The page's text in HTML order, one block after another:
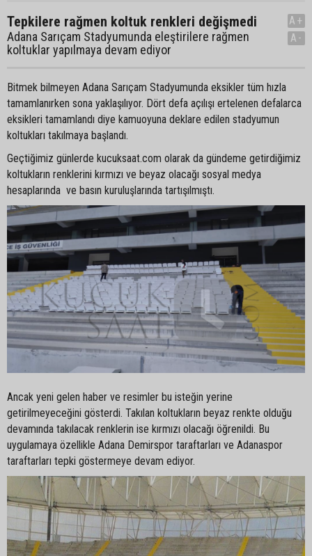
Tepkilere rağmen koltuk renkleri değişmedi
Adana Sarıçam Stadyumunda eleştirilere rağmen
koltuklar yapılmaya devam ediyor
A+
A-
Bitmek bilmeyen Adana Sarıçam Stadyumunda eksikler tüm hızla
tamamlanırken sona yaklaşılıyor. Dört defa açılışı ertelenen defalarca
eksikleri tamamlandı diye kamuoyuna deklare edilen stadyumun
koltukları takılmaya başlandı.
Geçtiğimiz günlerde kucuksaat.com olarak da gündeme getirdiğimiz
koltukların renklerini kırmızı ve beyaz olacağı sosyal medya
hesaplarında ve basın kuruluşlarında tartışılmıştı.
Ancak yeni gelen haber ve resimler bu isteğin yerine
getirilmeyeceğini gösterdi. Takılan koltukların beyaz renkte olduğu
devamında takılacak renklerin ise kırmızı olacağı öğrenildi. Bu
uygulamaya özellikle Adana Demirspor taraftarları ve Adanaspor
taraftarları tepki göstermeye devam ediyor.